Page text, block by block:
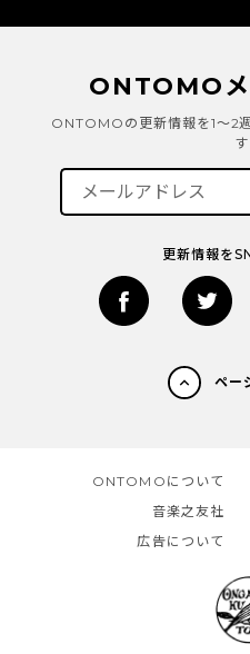
ONTOMOメ
ONTOMOの更新情報を1～2
す
更新情報を
ペー
ONTOMOについて
音楽之友社
広告について